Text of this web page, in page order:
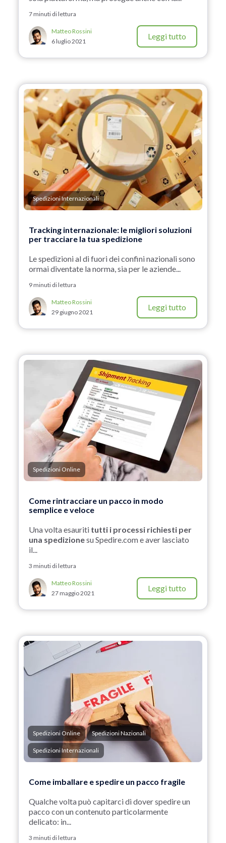
7 minuti di lettura
Matteo Rossini
6 luglio 2021
Leggi tutto
Spedizioni Internazionali
Tracking internazionale: le migliori soluzioni
per tracciare la tua spedizione
Le spedizioni al di fuori dei confini nazionali sono
ormai diventate la norma, sia per le aziende...
9 minuti di lettura
Matteo Rossini
29 giugno 2021
Leggi tutto
Spedizioni Online
Come rintracciare un pacco in modo
semplice e veloce
Una volta esauriti tutti i processi richiesti per
una spedizionesu Spedire.com e aver lasciato
il...
3 minuti di lettura
Matteo Rossini
27 maggio 2021
Leggi tutto
Spedizioni Online Spedizioni Nazionali
Spedizioni Internazionali
Come imballare e spedire un pacco fragile
Qualche volta può capitarci di dover spedire un
pacco con un contenuto particolarmente
delicato: in...
3 minuti di lettura